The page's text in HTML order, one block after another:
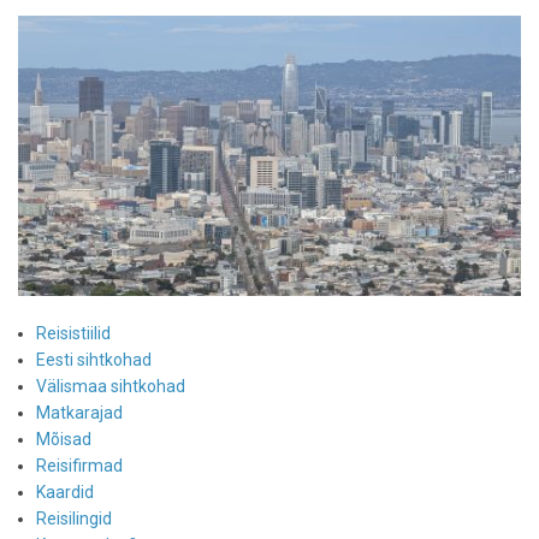
Reisistiilid
Eesti sihtkohad
Välismaa sihtkohad
Matkarajad
Mõisad
Reisifirmad
Kaardid
Reisilingid